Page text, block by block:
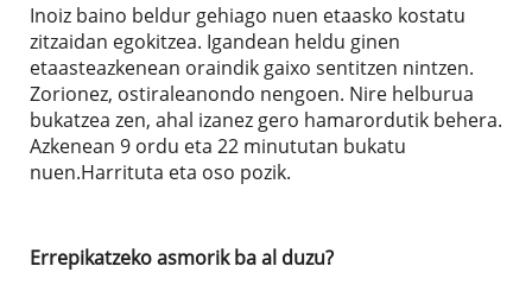
Inoiz baino beldur gehiago nuen etaasko kostatu
zitzaidan egokitzea. Igandean heldu ginen
etaasteazkenean oraindik gaixo sentitzen nintzen.
Zorionez, ostiraleanondo nengoen. Nire helburua
bukatzea zen, ahal izanez gero hamarordutik behera.
Azkenean 9 ordu eta 22 minututan bukatu
nuen.Harrituta eta oso pozik.
Errepikatzeko asmorik ba al duzu?